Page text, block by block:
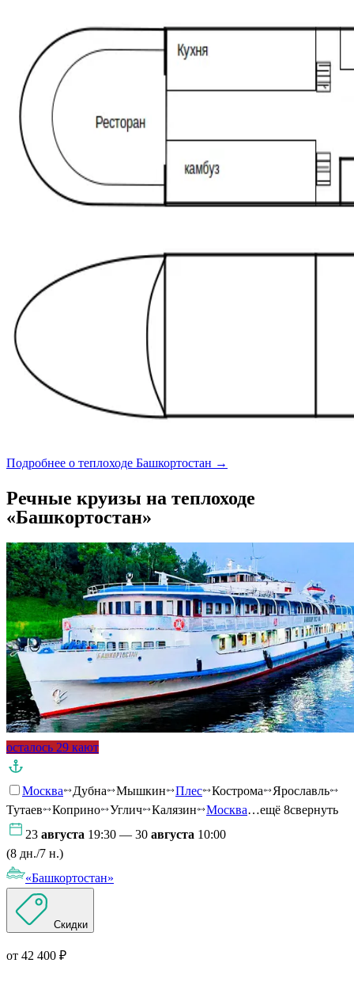
Подробнее о теплоходе Башкортостан →
Речные круизы на теплоходе
«Башкортостан»
осталось 29 кают
Москва Дубна Мышкин Плес Кострома
Ярославль
Тутаев
Коприно Углич Калязин Москва…ещё 8свернуть
23 августа 19:30 — 30 августа 10:00
(8 дн./7 н.)
«Башкортостан»
Скидки
от 42 400 ₽